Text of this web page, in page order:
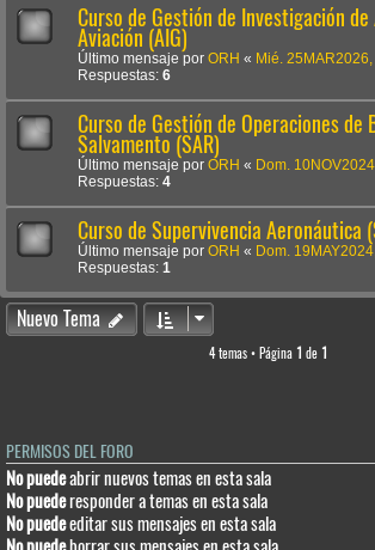
Curso de Gestión de Investigación
Aviación (AIG)
Último mensaje por ORH « Mié. 25MAR2026,
Respuestas: 6
Curso de Gestión de Operaciones de
Salvamento (SAR)
Último mensaje por ORH « Dom.
Respuestas: 4
Curso de Supervivencia Aeronáutica
Último mensaje por ORH « Dom.
Respuestas: 1
Nuevo Tema
4 temas • Página 1 de 1
PERMISOS DEL FORO
No puedeabrir nuevos temas en esta sala
No puederesponder a temas en esta sala
No puedeeditar sus mensajes en esta sala